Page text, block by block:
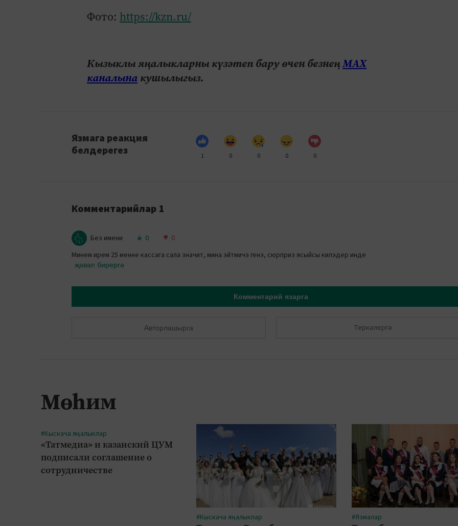
Фото: https://kzn.ru/
Кызыклы яңалыкларны күзәтеп бару өчен безнеңМАХ
каналына кушылыгыз.
Язмага реакция
белдерегез
1 0 0 0 0
Комментарийлар 1
Без имени 0
0
Минем ирем 25 менне кассага сала значит, мина эйтмичэ генэ, сюрприз ясыйсы килэдер инде
җавап бирергә
Комментарий язарга
Авторлашырга Теркәлергә
Мөһим
#Кыскача яңалыклар
«Татмедиа» и казанский ЦУМ
подписали соглашение о
сотрудничестве
#Кыскача яңалыклар #Язмалар